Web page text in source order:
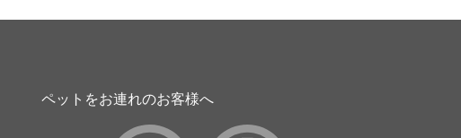
ペットをお連れのお客様へ